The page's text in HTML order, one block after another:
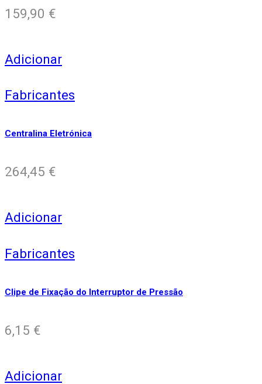
159,90 €
Adicionar
Fabricantes
Centralina Eletrónica
264,45 €
Adicionar
Fabricantes
Clipe de Fixação do Interruptor de Pressão
6,15 €
Adicionar